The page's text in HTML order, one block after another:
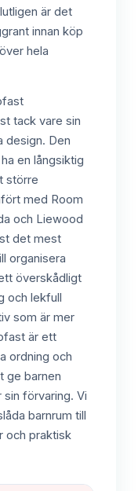
är det
innan köp
hela
tack vare sin
design. Den
en långsiktig
större
med Room
och Liewood
det mest
organisera
överskådligt
och lekfull
som är mer
är ett
ordning och
ge barnen
förvaring. Vi
barnrum till
och praktisk